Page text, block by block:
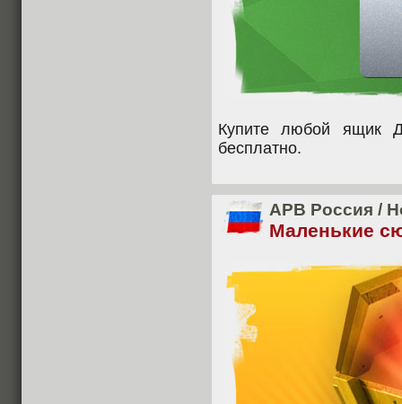
Купите любой ящик
бесплатно.
APB Россия /
Маленькие